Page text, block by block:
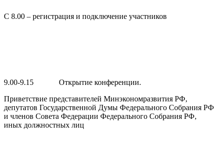
С 8.00 – регистрация и подключение участников
9.00-9.15 Открытие конференции.
Приветствие представителей Минэкономразвития РФ,
депутатов Государственной Думы Федерального Собрания РФ
и членов Совета Федерации Федерального Собрания РФ,
иных должностных лиц